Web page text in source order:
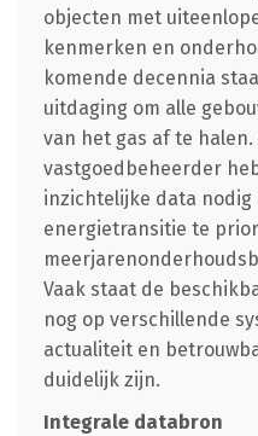
objecten met
kenmerken en
komende decennia
uitdaging om alle
van het gas af te
vastgoedbeheerder
inzichtelijke data nodig
energietransitie te
Vaak staat de
nog op verschillende
actualiteit en
duidelijk zijn.
Integrale databron